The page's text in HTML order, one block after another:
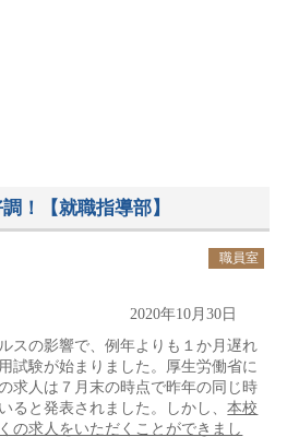
！【就職指導部】
職員室
2020年10月30日
スの影響で、例年よりも１か月遅れ
試験が始まりました。厚生労働省に
求人は７月末の時点で昨年の同じ時
ると発表されました。しかし、本校
の求人をいただくことができまし